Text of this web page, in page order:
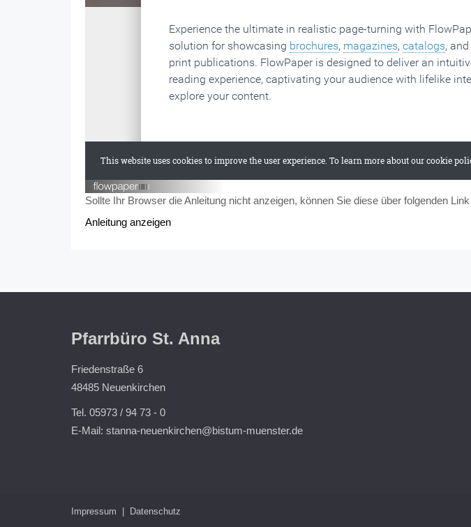
Sollte Ihr Browser die Anleitung nicht anzeigen, können Sie diese über folgenden
Anleitung anzeigen
Pfarrbüro St. Anna
Friedenstraße 6
48485 Neuenkirchen
Tel. 05973 / 94 73 - 0
E-Mail: stanna-neuenkirchen@bistum-muenster.de
Impressum Datenschutz